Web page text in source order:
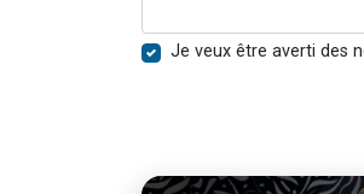
Je veux être averti des